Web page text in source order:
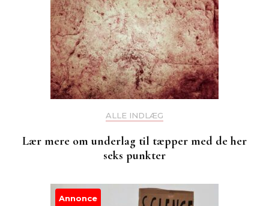
ALLE INDLÆG
Lær mere om underlag til tæpper med de her
seks punkter
Annonce